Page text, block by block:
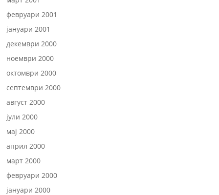
февруари 2001
јануари 2001
декември 2000
ноември 2000
октомври 2000
септември 2000
август 2000
јули 2000
мај 2000
април 2000
март 2000
февруари 2000
јануари 2000